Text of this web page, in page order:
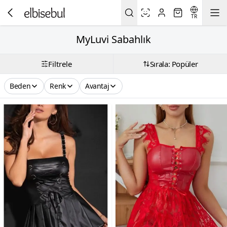
TR
MyLuvi Sabahlık
Filtrele Sırala: Popüler
Beden Renk Avantaj